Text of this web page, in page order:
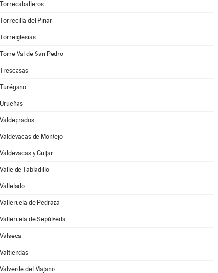
Torrecaballeros
Torrecilla del Pinar
Torreiglesias
Torre Val de San Pedro
Trescasas
Turégano
Urueñas
Valdeprados
Valdevacas de Montejo
Valdevacas y Guijar
Valle de Tabladillo
Vallelado
Valleruela de Pedraza
Valleruela de Sepúlveda
Valseca
Valtiendas
Valverde del Majano